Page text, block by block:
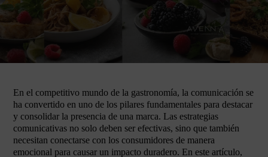
En el competitivo mundo de la gastronomía, la comunicación se
ha convertido en uno de los pilares fundamentales para destacar
y consolidar la presencia de una marca. Las estrategias
comunicativas no solo deben ser efectivas, sino que también
necesitan conectarse con los consumidores de manera
emocional para causar un impacto duradero. En este artículo,